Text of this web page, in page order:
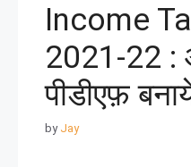
Income
2021-22 :
पीडीएफ़
by Jay